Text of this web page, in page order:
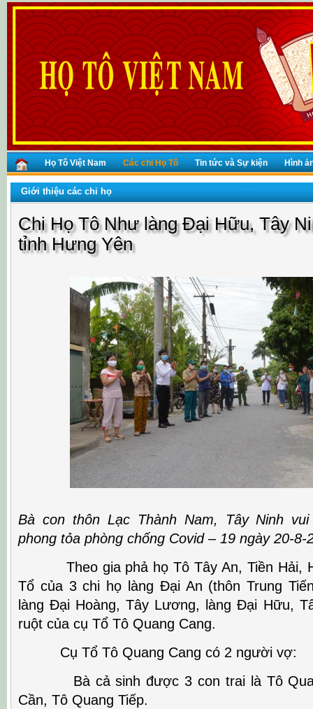
Họ Tô Việt Nam Các chi Họ Tô Tin tức và Sự kiện Hình
Giới thiệu các chi họ
Chi Họ Tô Như làng Đại Hữu, Tây
tỉnh Hưng Yên
Bà con thôn Lạc Thành Nam, Tây Ninh
phong tỏa phòng chống Covid – 19 ngày 20-8-
Theo gia phả họ Tô Tây An, Tiền Hải,
Tổ của 3 chi họ làng Đại An (thôn Trung
làng Đại Hoàng, Tây Lương, làng Đại Hữu,
ruột của cụ Tổ Tô Quang Cang.
Cụ Tổ Tô Quang Cang có 2 người vợ:
Bà cả sinh được 3 con trai là Tô
Cần, Tô Quang Tiếp.